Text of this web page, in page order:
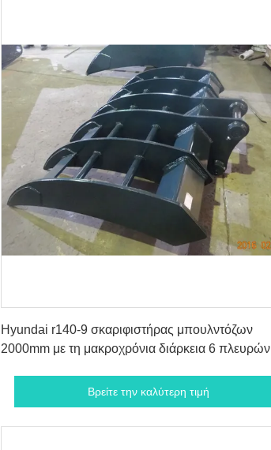
Hyundai r140-9 σκαριφιστήρας μπουλντόζων
2000mm με τη μακροχρόνια διάρκεια 6 πλευρών
Βρείτε την καλύτερη τιμή